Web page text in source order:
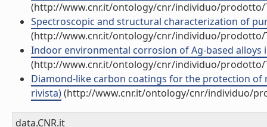
(http://www.cnr.it/ontology/cnr/individuo/prodotto/
Spectroscopic and structural characterization of
(http://www.cnr.it/ontology/cnr/individuo/prodotto/
Indoor environmental corrosion of Ag-based alloys
(http://www.cnr.it/ontology/cnr/individuo/prodotto/
Diamond-like carbon coatings for the protection
rivista)(http://www.cnr.it/ontology/cnr/individuo/
data.CNR.it